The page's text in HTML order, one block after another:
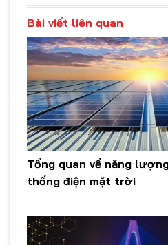
Bài viết liên quan
Tổng quan về năng
thống điện mặt trời